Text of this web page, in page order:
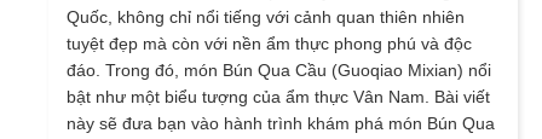
Quốc, không chỉ nổi tiếng với cảnh quan thiên nhiên
tuyệt đẹp mà còn với nền ẩm thực phong phú và độc
đáo. Trong đó, món Bún Qua Cầu (Guoqiao Mixian) nổi
bật như một biểu tượng của ẩm thực Vân Nam. Bài viết
này sẽ đưa bạn vào hành trình khám phá món Bún Qua